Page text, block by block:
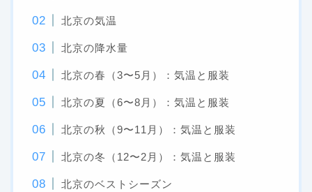
北京の気温
北京の降水量
北京の春（3〜5月）：気温と服装
北京の夏（6〜8月）：気温と服装
北京の秋（9〜11月）：気温と服装
北京の冬（12〜2月）：気温と服装
北京のベストシーズン